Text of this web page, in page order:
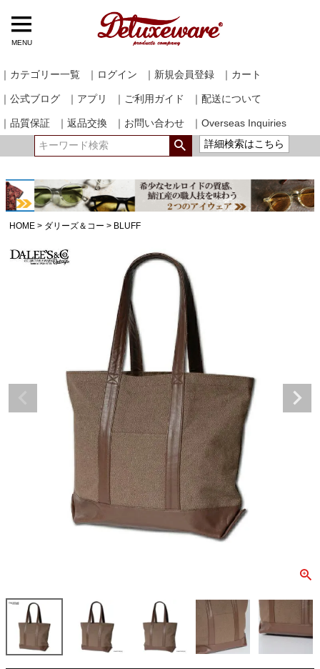
MENU
｜カテゴリー一覧 ｜ログイン ｜新規会員登録 ｜カート
｜公式ブログ ｜アプリ ｜ご利用ガイド ｜配送について
｜品質保証 ｜返品交換 ｜お問い合わせ
｜Overseas Inquiries
詳細検索はこちら
HOME ダリーズ＆コー BLUFF